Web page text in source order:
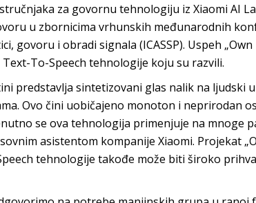
za govornu tehnologiju iz Xiaomi AI
u zbornicima vrhunskih međunarodnih
govoru i obradi signala (ICASSP). Uspeh „Own
To-Speech tehnologije koju su razvili.
predstavlja sintetizovani glas nalik na ljudski
Ovo čini uobičajeno monoton i neprirodan
se ova tehnologija primenjuje na mnoge
asistentom kompanije Xiaomi. Projekat
tehnologije takođe može biti široko